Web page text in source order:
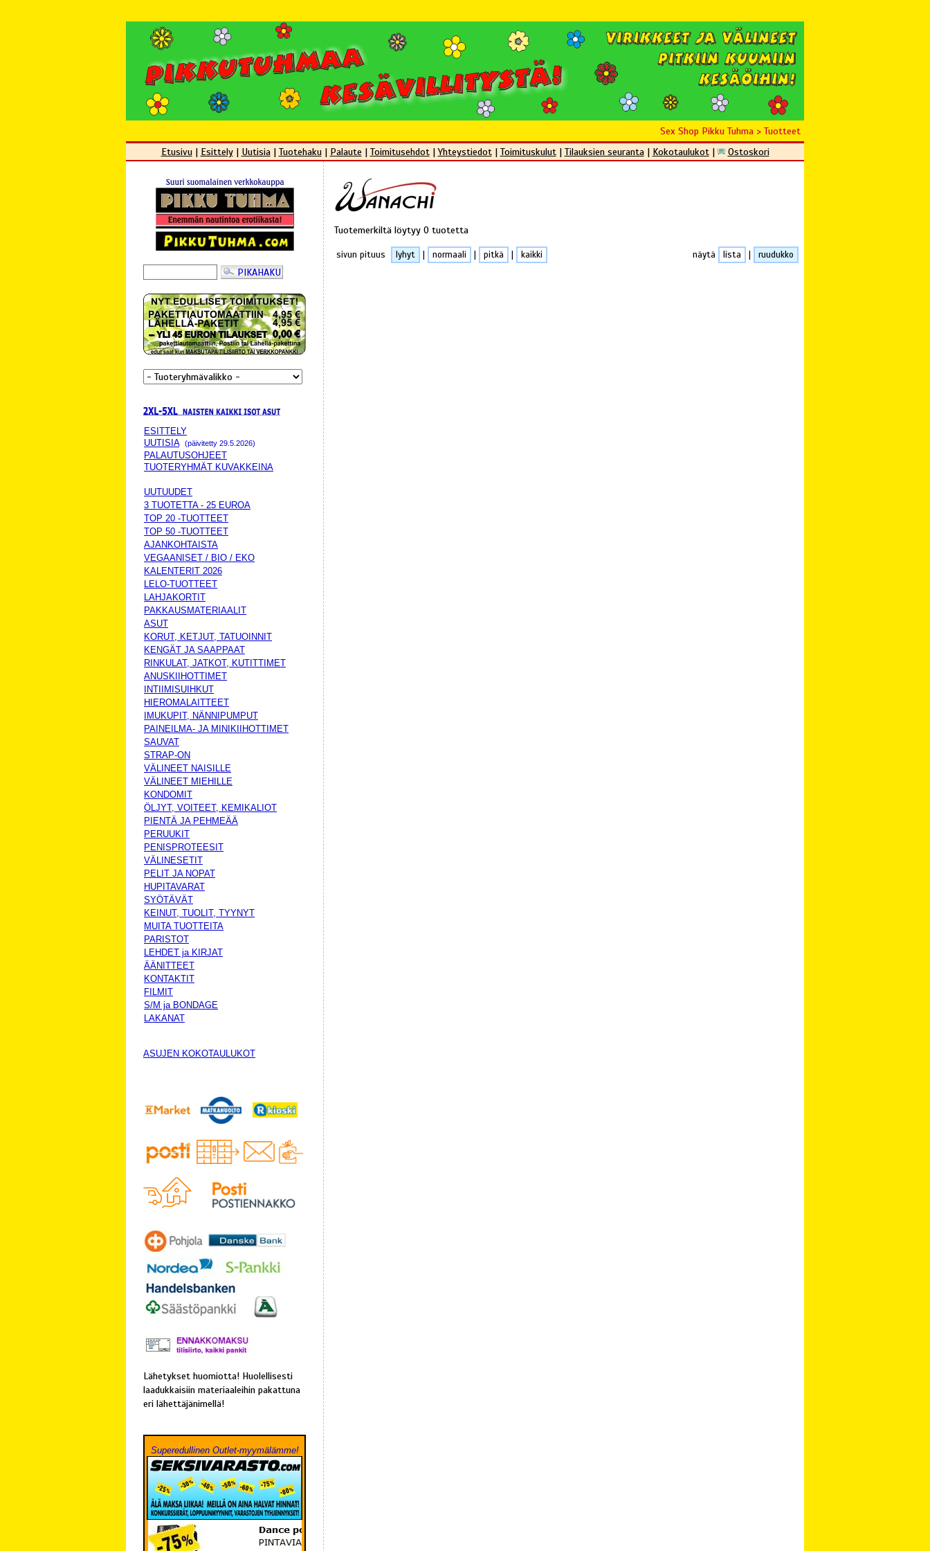
Sex Shop Pikku Tuhma > Tuotteet
Etusivu| Esittely| Uutisia| Tuotehaku| Palaute | Toimitusehdot|Yhteystiedot| Toimituskulut| Tilauksien seuranta| Kokotaulukot| Ostoskori
ESITTELY
UUTISIA
(päivitetty 29.5.2026)
PALAUTUSOHJEET
TUOTERYHMÄT KUVAKKEINA
UUTUUDET
3 TUOTETTA - 25 EUROA
TOP 20 -TUOTTEET
TOP 50 -TUOTTEET
AJANKOHTAISTA
VEGAANISET / BIO / EKO
KALENTERIT 2026
LELO-TUOTTEET
LAHJAKORTIT
PAKKAUSMATERIAALIT
ASUT
KORUT, KETJUT, TATUOINNIT
KENGÄT JA SAAPPAAT
RINKULAT, JATKOT, KUTITTIMET
ANUSKIIHOTTIMET
INTIIMISUIHKUT
HIEROMALAITTEET
IMUKUPIT, NÄNNIPUMPUT
PAINEILMA- JA MINIKIIHOTTIMET
SAUVAT
STRAP-ON
VÄLINEET NAISILLE
VÄLINEET MIEHILLE
KONDOMIT
ÖLJYT, VOITEET, KEMIKALIOT
PIENTÄ JA PEHMEÄÄ
PERUUKIT
PENISPROTEESIT
VÄLINESETIT
PELIT JA NOPAT
HUPITAVARAT
SYÖTÄVÄT
KEINUT, TUOLIT, TYYNYT
MUITA TUOTTEITA
PARISTOT
LEHDET ja KIRJAT
ÄÄNITTEET
KONTAKTIT
FILMIT
S/M ja BONDAGE
LAKANAT
ASUJEN KOKOTAULUKOT
Lähetykset huomiotta! Huolellisesti
laadukkaisiin materiaaleihin pakattuna
eri lähettäjänimellä!
Superedullinen Outlet-myymälämme!
Tuotemerkiltä löytyy 0 tuotetta
sivun pituus lyhyt normaali pitkä kaikki näytä lista ruudukko